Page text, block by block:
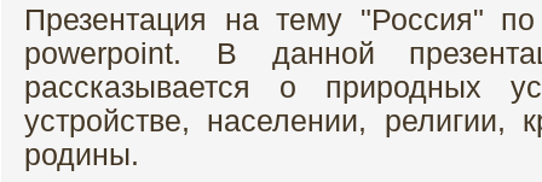
Презентация на тему "Россия"
powerpoint. В данной
рассказывается о природных
устройстве, населении, религии,
родины.